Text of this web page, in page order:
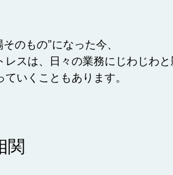
のもの”になった今、
スは、日々の業務にじわじわと
いくこともあります。
関